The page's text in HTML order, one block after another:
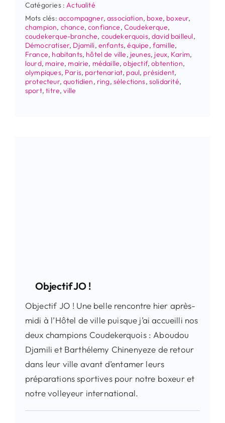
Catégories :Actualité
Mots clés: accompagner,association, boxe, boxeur,
champion, chance,confiance, Coudekerque,
coudekerque-branche, coudekerquois,david bailleul,
Démocratiser, Djamili, enfants,équipe, famille,
France, habitants, hôtel de ville, jeunes, jeux, Karim,
lourd, maire, mairie, médaille,objectif,obtention,
olympiques, Paris, partenariat, paul, président,
protecteur,quotidien, ring, sélections, solidarité,
sport,titre,ville
Objectif JO !
Objectif JO ! Une belle rencontre hier après-
midi à l’Hôtel de ville puisque j’ai accueilli nos
deux champions Coudekerquois : Aboudou
Djamili et Barthélemy Chinenyeze de retour
dans leur ville avant d’entamer leurs
préparations sportives pour notre boxeur et
notre volleyeur international.